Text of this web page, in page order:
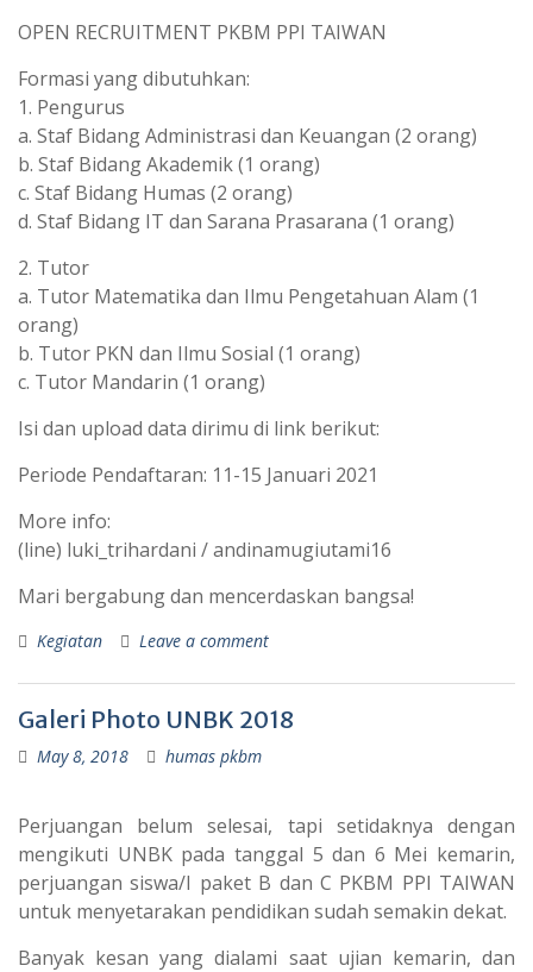
OPEN RECRUITMENT PKBM PPI TAIWAN
Formasi yang dibutuhkan:
1. Pengurus
a. Staf Bidang Administrasi dan Keuangan (2 orang)
b. Staf Bidang Akademik (1 orang)
c. Staf Bidang Humas (2 orang)
d. Staf Bidang IT dan Sarana Prasarana (1 orang)
2. Tutor
a. Tutor Matematika dan Ilmu Pengetahuan Alam (1
orang)
b. Tutor PKN dan Ilmu Sosial (1 orang)
c. Tutor Mandarin (1 orang)
Isi dan upload data dirimu di link berikut:
Periode Pendaftaran: 11-15 Januari 2021
More info:
(line) luki_trihardani / andinamugiutami16
Mari bergabung dan mencerdaskan bangsa!
Kegiatan Leave a comment
Galeri Photo UNBK 2018
May 8, 2018 humas pkbm
Perjuangan belum selesai, tapi setidaknya dengan
mengikuti UNBK pada tanggal 5 dan 6 Mei kemarin,
perjuangan siswa/I paket B dan C PKBM PPI TAIWAN
untuk menyetarakan pendidikan sudah semakin dekat.
Banyak kesan yang dialami saat ujian kemarin, dan